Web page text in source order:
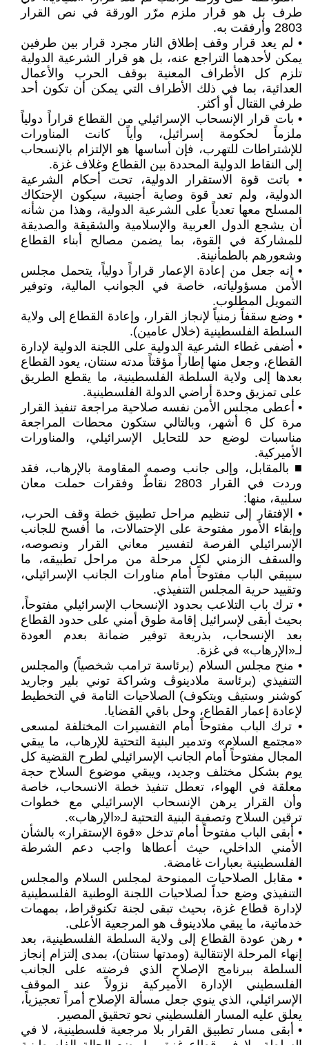
طرف بل هو قرار ملزم مرّر الورقة في نص القرار
2803 وأرفقت به.
• لم يعد قرار وقف إطلاق النار مجرد قرار بين طرفين
يمكن لأحدهما التراجع عنه، بل هو قرار الشرعية الدولية
تلزم كل الأطراف المعنية بوقف الحرب والأعمال
العدائية، بما في ذلك الأطراف التي يمكن أن تكون أحد
طرفي القتال أو أكثر.
• بات قرار الإنسحاب الإسرائيلي من القطاع قراراً دولياً
ملزماً لحكومة إسرائيل، وأياً كانت المناورات
للإشتراطات للتهرب، فإن أساسها هو الإلتزام بالإنسحاب
إلى النقاط الدولية المحددة بين القطاع وغلاف غزة.
• باتت قوة الاستقرار الدولية، تحت أحكام الشرعية
الدولية، ولم تعد قوة وصاية أجنبية، سيكون الإحتكاك
المسلح معها تعدياً على الشرعية الدولية، وهذا من شأنه
أن يشجع الدول العربية والإسلامية والشقيقة والصديقة
للمشاركة في القوة، بما يضمن مصالح أبناء القطاع
وشعورهم بالطمأنينة.
• إنه جعل من إعادة الإعمار قراراً دولياً، يتحمل مجلس
الأمن مسؤولياته، خاصة في الجوانب المالية، وتوفير
التمويل المطلوب.
• وضع سقفاً زمنياً لإنجاز القرار، وإعادة القطاع إلى ولاية
السلطة الفلسطينية (خلال عامين).
• أضفى غطاء الشرعية الدولية على اللجنة الدولية لإدارة
القطاع، وجعل منها إطاراً مؤقتاً مدته سنتان، يعود القطاع
بعدها إلى ولاية السلطة الفلسطينية، ما يقطع الطريق
على تمزيق وحدة أراضي الدولة الفلسطينية.
• أعطى مجلس الأمن نفسه صلاحية مراجعة تنفيذ القرار
مرة كل 6 أشهر، وبالتالي ستكون محطات المراجعة
مناسبات لوضع حد للتحايل الإسرائيلي، والمناورات
الأميركية.
■ بالمقابل، وإلى جانب وصمه المقاومة بالإرهاب، فقد
وردت في القرار 2803 نقاطٌ وفقرات حملت معان
سلبية، منها:
• الإفتقار إلى تنظيم مراحل تطبيق خطة وقف الحرب،
وإبقاء الأمور مفتوحة على الإحتمالات، ما أفسح للجانب
الإسرائيلي الفرصة لتفسير معاني القرار ونصوصه،
والسقف الزمني لكل مرحلة من مراحل تطبيقه، ما
سيبقي الباب مفتوحاً أمام مناورات الجانب الإسرائيلي،
وتقييد حرية المجلس التنفيذي.
• ترك باب التلاعب بحدود الإنسحاب الإسرائيلي مفتوحاً،
بحيث أبقى لإسرائيل إقامة طوق أمني على حدود القطاع
بعد الإنسحاب، بذريعة توفير ضمانة بعدم العودة
لـ«الإرهاب» في غزة.
• منح مجلس السلام (برئاسة ترامب شخصياً) والمجلس
التنفيذي (برئاسة ملادينوڤ وشراكة توني بلير وجاريد
كوشنر وستيڤ ويتكوف) الصلاحيات التامة في التخطيط
لإعادة إعمار القطاع، وحل باقي القضايا.
• ترك الباب مفتوحاً أمام التفسيرات المختلفة لمسعى
«مجتمع السلام» وتدمير البنية التحتية للإرهاب، ما يبقي
المجال مفتوحاً أمام الجانب الإسرائيلي لطرح القضية كل
يوم بشكل مختلف وجديد، ويبقي موضوع السلاح حجة
معلقة في الهواء، تعطل تنفيذ خطة الانسحاب، خاصة
وأن القرار يرهن الإنسحاب الإسرائيلي مع خطوات
ترقين السلاح وتصفية البنية التحتية لـ«الإرهاب».
• أبقى الباب مفتوحاً أمام تدخل «قوة الإستقرار» بالشأن
الأمني الداخلي، حيث أعطاها واجب دعم الشرطة
الفلسطينية بعبارات غامضة.
• مقابل الصلاحيات الممنوحة لمجلس السلام والمجلس
التنفيذي وضع حداً لصلاحيات اللجنة الوطنية الفلسطينية
لإدارة قطاع غزة، بحيث تبقى لجنة تكنوقراط، بمهمات
خدماتية، ما يبقي ملادينوڤ هو المرجعية الأعلى.
• رهن عودة القطاع إلى ولاية السلطة الفلسطينية، بعد
إنهاء المرحلة الإنتقالية (ومدتها سنتان)، بمدى إلتزام إنجاز
السلطة ببرنامج الإصلاح الذي فرضته على الجانب
الفلسطيني الإدارة الأميركية نزولاً عند الموقف
الإسرائيلي، الذي ينوي جعل مسألة الإصلاح أمراً تعجيزياً،
يعلق عليه المسار الفلسطيني نحو تحقيق المصير.
• أبقى مسار تطبيق القرار بلا مرجعية فلسطينية، لا في